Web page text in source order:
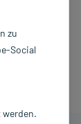
AG
zu
Social